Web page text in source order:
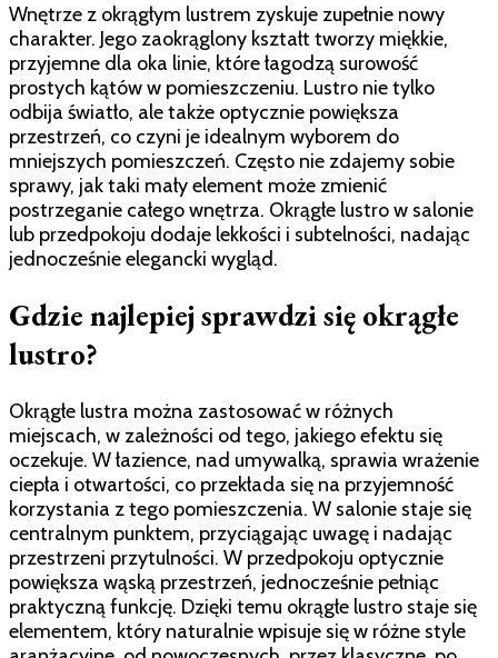
Wnętrze z okrągłym lustrem zyskuje zupełnie nowy
charakter. Jego zaokrąglony kształt tworzy miękkie,
przyjemne dla oka linie, które łagodzą surowość
prostych kątów w pomieszczeniu. Lustro nie tylko
odbija światło, ale także optycznie powiększa
przestrzeń, co czyni je idealnym wyborem do
mniejszych pomieszczeń. Często nie zdajemy sobie
sprawy, jak taki mały element może zmienić
postrzeganie całego wnętrza. Okrągłe lustro w salonie
lub przedpokoju dodaje lekkości i subtelności, nadając
jednocześnie elegancki wygląd.
Gdzie najlepiej sprawdzi się okrągłe
lustro?
Okrągłe lustra można zastosować w różnych
miejscach, w zależności od tego, jakiego efektu się
oczekuje. W łazience, nad umywalką, sprawia wrażenie
ciepła i otwartości, co przekłada się na przyjemność
korzystania z tego pomieszczenia. W salonie staje się
centralnym punktem, przyciągając uwagę i nadając
przestrzeni przytulności. W przedpokoju optycznie
powiększa wąską przestrzeń, jednocześnie pełniąc
praktyczną funkcję. Dzięki temu okrągłe lustro staje się
elementem, który naturalnie wpisuje się w różne style